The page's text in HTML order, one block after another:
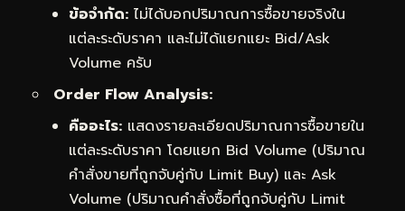
ข้อจำกัด: ไม่ได้บอกปริมาณการซื้อขายจริงใน
แต่ละระดับราคา และไม่ได้แยกแยะ Bid/Ask
Volume ครับ
Order Flow Analysis:
คืออะไร: แสดงรายละเอียดปริมาณการซื้อขายใน
แต่ละระดับราคา โดยแยก Bid Volume (ปริมาณ
คำสั่งขายที่ถูกจับคู่กับ Limit Buy) และ Ask
Volume (ปริมาณคำสั่งซื้อที่ถูกจับคู่กับ Limit